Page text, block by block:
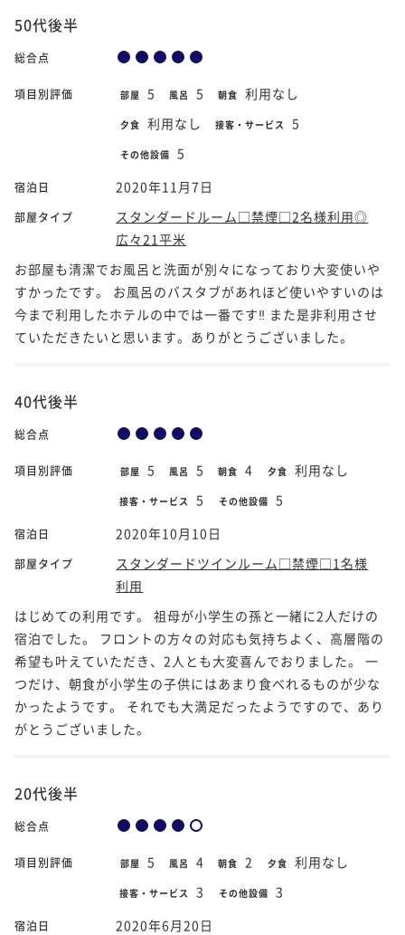
50代後半
総合点
項目別評価 部屋 5 風呂 5 朝食 利用なし
夕食 利用なし 接客・サービス 5
その他設備 5
宿泊日 2020年11月7日
部屋タイプ
スタンダードルーム□禁煙□2名様利用◎
広々21平米
お部屋も清潔でお風呂と洗面が別々になっており大変使いや
すかったです。 お風呂のバスタブがあれほど使いやすいのは
今まで利用したホテルの中では一番です‼️ また是非利用させ
ていただきたいと思います。ありがとうございました。
40代後半
総合点
項目別評価 部屋 5 風呂 5 朝食 4 夕食 利用なし
接客・サービス 5 その他設備 5
宿泊日 2020年10月10日
部屋タイプ
スタンダードツインルーム□禁煙□1名様
利用
はじめての利用です。 祖母が小学生の孫と一緒に2人だけの
宿泊でした。 フロントの方々の対応も気持ちよく、高層階の
希望も叶えていただき、2人とも大変喜んでおりました。 一
つだけ、朝食が小学生の子供にはあまり食べれるものが少な
かったようです。 それでも大満足だったようですので、あり
がとうございました。
20代後半
総合点
項目別評価 部屋 5 風呂 4 朝食 2 夕食 利用なし
接客・サービス 3 その他設備 3
宿泊日 2020年6月20日